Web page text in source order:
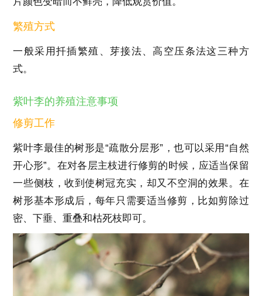
繁殖方式
一般采用扦插繁殖、芽接法、高空压条法这三种方
式。
紫叶李的养殖注意事项
修剪工作
紫叶李最佳的树形是“疏散分层形”，也可以采用“自然
开心形”。在对各层主枝进行修剪的时候，应适当保留
一些侧枝，收到使树冠充实，却又不空洞的效果。在
树形基本形成后，每年只需要适当修剪，比如剪除过
密、下垂、重叠和枯死枝即可。